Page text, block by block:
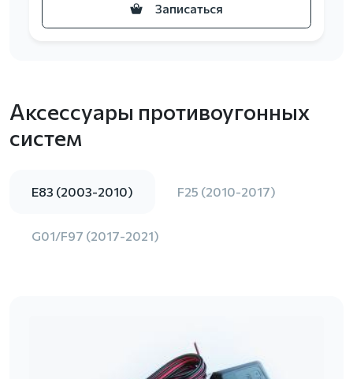
Записаться
Аксессуары противоугонных
систем
E83 (2003-2010) F25 (2010-2017)
G01/F97 (2017-2021)